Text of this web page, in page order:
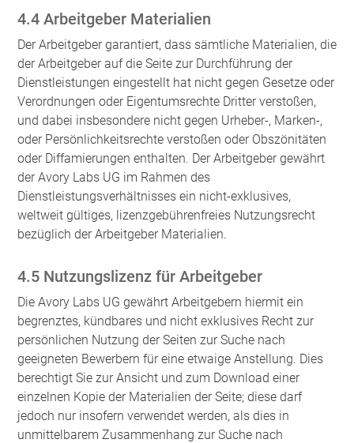
4.4 Arbeitgeber Materialien
Der Arbeitgeber garantiert, dass sämtliche Materialien, die
der Arbeitgeber auf die Seite zur Durchführung der
Dienstleistungen eingestellt hat nicht gegen Gesetze oder
Verordnungen oder Eigentumsrechte Dritter verstoßen,
und dabei insbesondere nicht gegen Urheber-, Marken-,
oder Persönlichkeitsrechte verstoßen oder Obszönitäten
oder Diffamierungen enthalten. Der Arbeitgeber gewährt
der Avory Labs UG im Rahmen des
Dienstleistungsverhältnisses ein nicht-exklusives,
weltweit gültiges, lizenzgebührenfreies Nutzungsrecht
bezüglich der Arbeitgeber Materialien.
4.5 Nutzungslizenz für Arbeitgeber
Die Avory Labs UG gewährt Arbeitgebern hiermit ein
begrenztes, kündbares und nicht exklusives Recht zur
persönlichen Nutzung der Seiten zur Suche nach
geeigneten Bewerbern für eine etwaige Anstellung. Dies
berechtigt Sie zur Ansicht und zum Download einer
einzelnen Kopie der Materialien der Seite; diese darf
jedoch nur insofern verwendet werden, als dies in
unmittelbarem Zusammenhang zur Suche nach